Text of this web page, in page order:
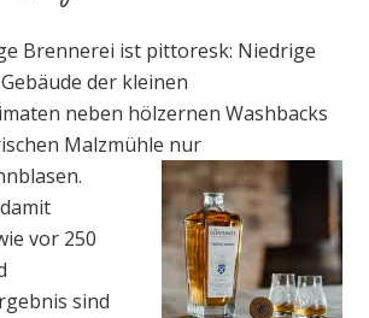
Brennerei ist pittoresk: Niedrige
der kleinen
neben hölzernen Washbacks
Malzmühle nur
vor 250
sind